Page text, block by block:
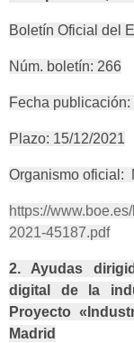
Boletín Oficial del
Núm. boletín: 266
Fecha publicación:
Plazo: 15/12/2021
Organismo oficial:
https://
2021-45187.pdf
2. Ayudas
digital de la
Proyecto
Madrid